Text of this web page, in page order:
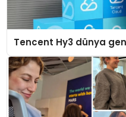
Tencent Hy3 dünya